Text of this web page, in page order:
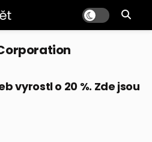
vyrostl o 20 %. Zde jsou